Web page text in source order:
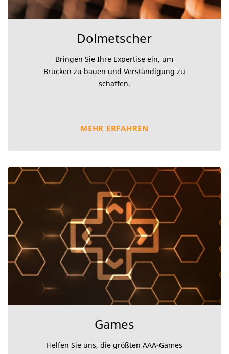
Dolmetscher
Bringen Sie Ihre Expertise ein, um
Brücken zu bauen und Verständigung zu
schaffen.
MEHR ERFAHREN
Games
Helfen Sie uns, die größten AAA-Games